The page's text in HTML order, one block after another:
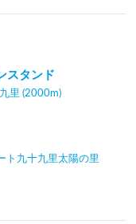
スタンド
里 (2000m)
ト九十九里太陽の里